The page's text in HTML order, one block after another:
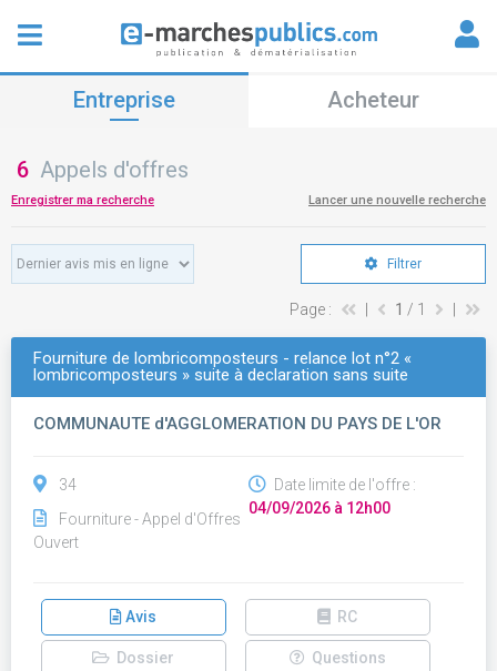
Entreprise Acheteur
6 Appels d'offres
Enregistrer ma recherche Lancer une nouvelle recherche
Filtrer
Page : 1 / 1
Fourniture de lombricomposteurs - relance lot n°2 «
lombricomposteurs » suite à declaration sans suite
COMMUNAUTE d'AGGLOMERATION DU PAYS DE L'OR
34
Fourniture - Appel d'Offres
Ouvert
Date limite de l'offre :
04/09/2026 à 12h00
Avis RC
Dossier Questions